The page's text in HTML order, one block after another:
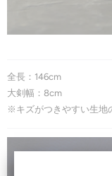
全長：146cm
大剣幅：8cm
※キズがつきやすい生地